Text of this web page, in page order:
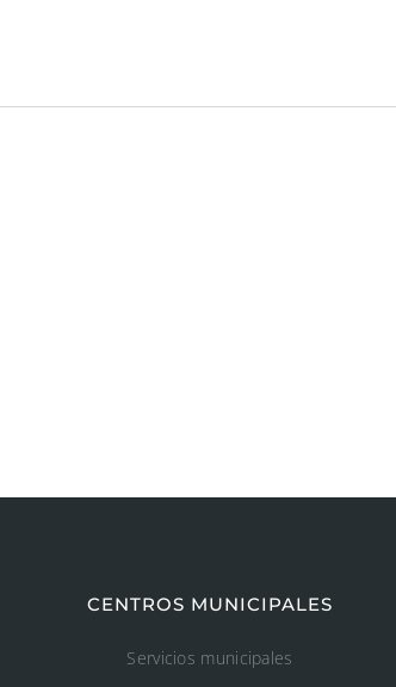
CENTROS MUNICIPALES
Servicios municipales